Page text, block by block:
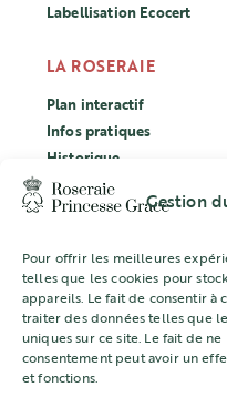
Gestion
Pour offrir les meilleures
telles que les cookies pour
appareils. Le fait de consentir à
traiter des données telles que
uniques sur ce site. Le fait de
consentement peut avoir un
et fonctions.
Labellisation Ecocert
LA ROSERAIE
Plan interactif
Infos pratiques
Historique
Évènements
Labellisation Ecocert
CONCOURS
L’ASSOCIATION
Mentions légales